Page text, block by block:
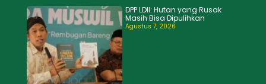
DPP LDII: Hutan yang Rusak
Masih Bisa Dipulihkan
Agustus 7, 2026